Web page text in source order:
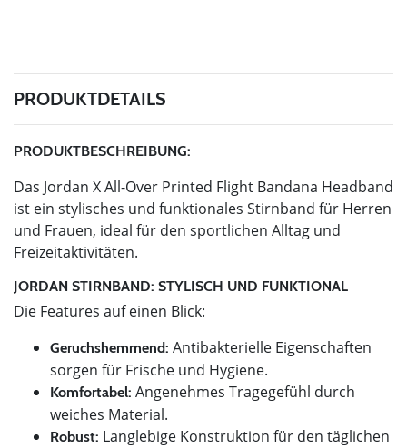
PRODUKTDETAILS
PRODUKTBESCHREIBUNG:
Das Jordan X All-Over Printed Flight Bandana Headband
ist ein stylisches und funktionales Stirnband für Herren
und Frauen, ideal für den sportlichen Alltag und
Freizeitaktivitäten.
JORDAN STIRNBAND: STYLISCH UND FUNKTIONAL
Die Features auf einen Blick:
Geruchshemmend: Antibakterielle Eigenschaften
sorgen für Frische und Hygiene.
Komfortabel: Angenehmes Tragegefühl durch
weiches Material.
Robust: Langlebige Konstruktion für den täglichen